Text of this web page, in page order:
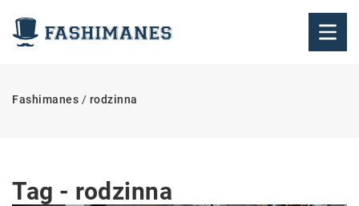
Fashimanes / rodzinna
Tag - rodzinna